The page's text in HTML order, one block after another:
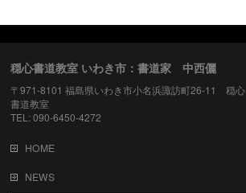
穏心書道教室 いわき市：書道家 中西儷
〒971-8101 福島県いわき市小名浜諏訪町26-11 穏心
書道教室
TEL: 090-6450-4272
HOME
NEWS